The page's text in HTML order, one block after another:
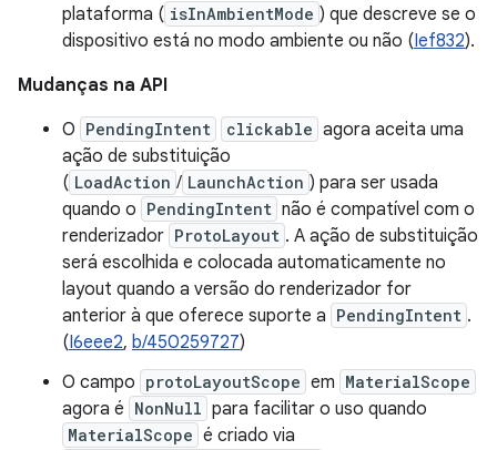
plataforma ( isInAmbientMode ) que descreve se o
dispositivo está no modo ambiente ou não (Ief832).
Mudanças na API
O PendingIntent clickable agora aceita uma
ação de substituição
( LoadAction / LaunchAction ) para ser usada
quando o PendingIntent não é compatível com o
renderizador ProtoLayout . A ação de substituição
será escolhida e colocada automaticamente no
layout quando a versão do renderizador for
anterior à que oferece suporte a PendingIntent .
(I6eee2, b/450259727)
O campo protoLayoutScope em MaterialScope
agora é NonNull para facilitar o uso quando
MaterialScope é criado via